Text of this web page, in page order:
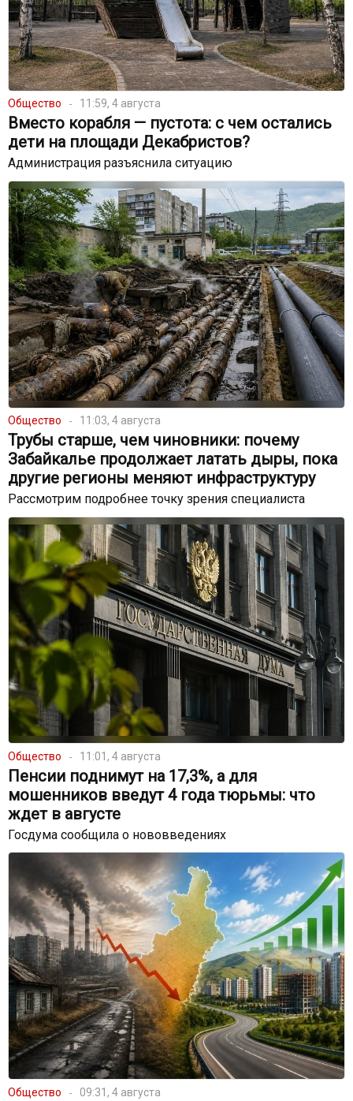
Общество 11:59, 4 августа
Вместо корабля — пустота: с чем остались
дети на площади Декабристов?
Администрация разъяснила ситуацию
Общество 11:03, 4 августа
Трубы старше, чем чиновники: почему
Забайкалье продолжает латать дыры, пока
другие регионы меняют инфраструктуру
Рассмотрим подробнее точку зрения специалиста
Общество 11:01, 4 августа
Пенсии поднимут на 17,3%, а для
мошенников введут 4 года тюрьмы: что
ждет в августе
Госдума сообщила о нововведениях
Общество 09:31, 4 августа